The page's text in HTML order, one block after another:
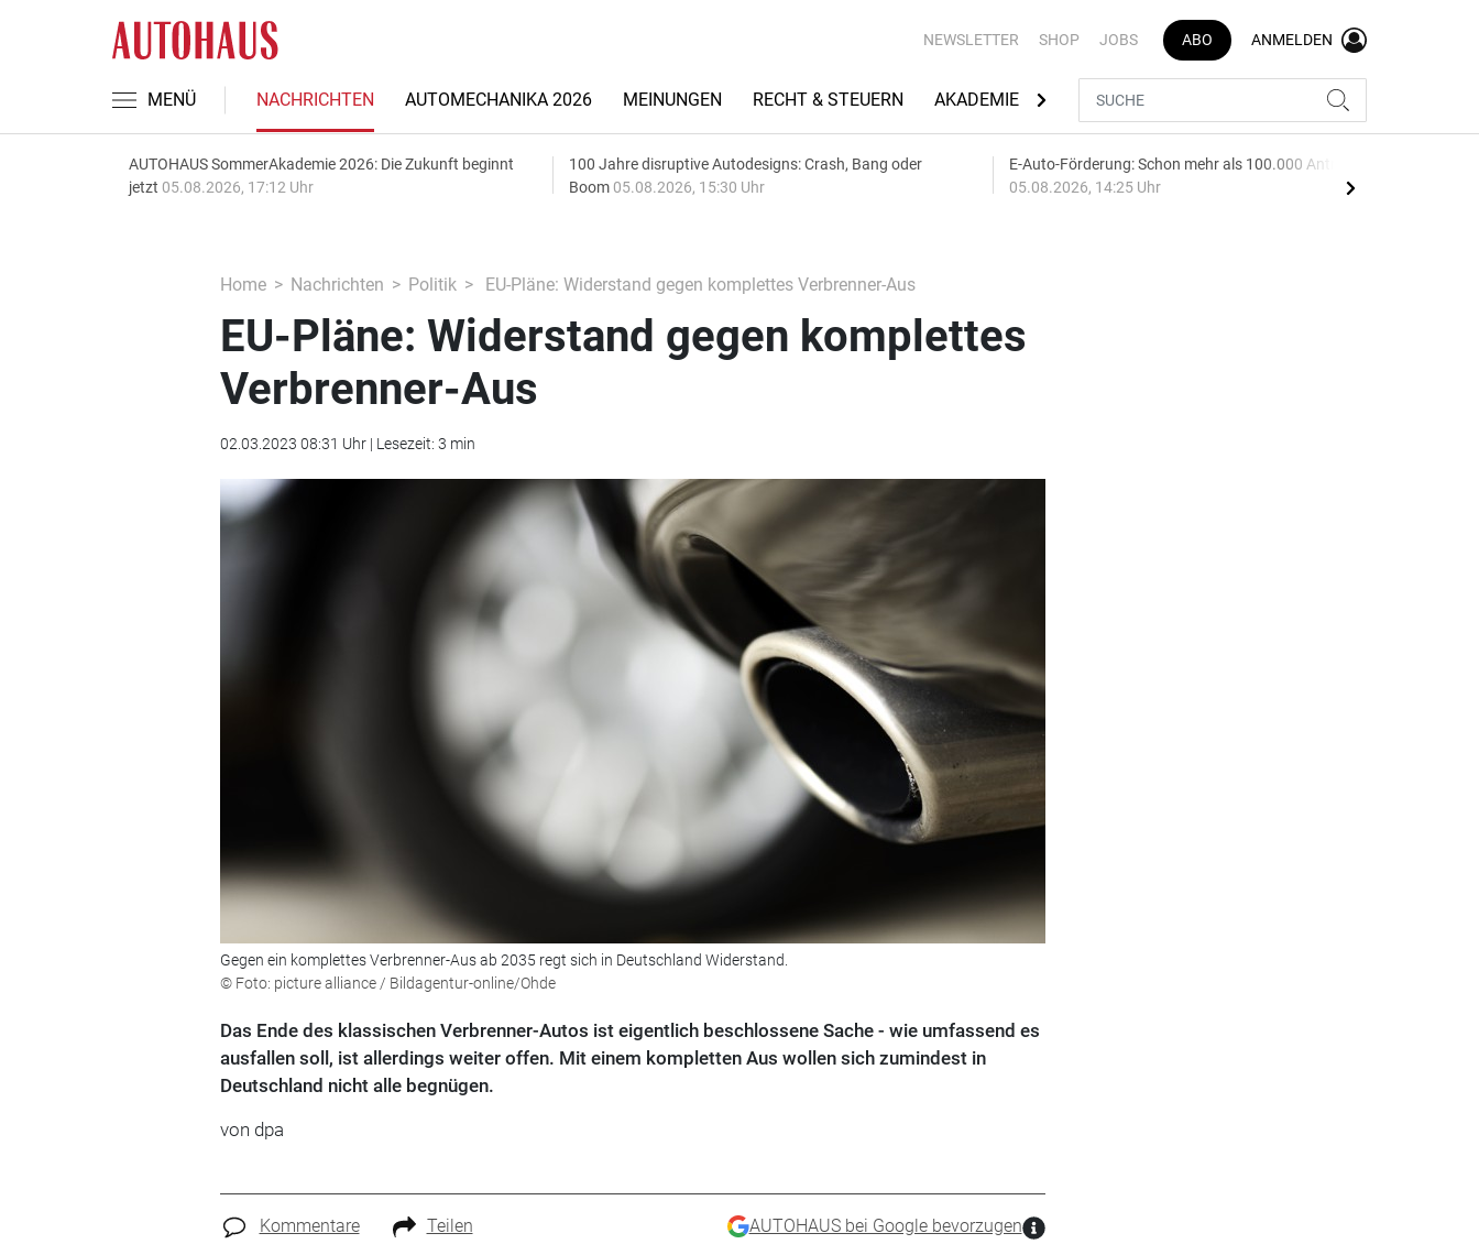
NEWSLETTER SHOP JOBS ABO ANMELDEN
MENÜ NACHRICHTEN AUTOMECHANIKA 2026 MEINUNGEN RECHT & STEUERN AKADEMIE AUTOMARKEN
AUTOHAUS SommerAkademie 2026: Die Zukunft beginnt
jetzt 05.08.2026, 17:12 Uhr
100 Jahre disruptive Autodesigns: Crash, Bang oder
Boom 05.08.2026, 15:30 Uhr
E-Auto-Förderung: Schon mehr als 100.000 Anträge
05.08.2026, 14:25 Uhr
Home Nachrichten Politik EU-Pläne: Widerstand gegen komplettes Verbrenner-Aus
EU-Pläne: Widerstand gegen komplettes
Verbrenner-Aus
02.03.2023 08:31 Uhr | Lesezeit: 3 min
Gegen ein komplettes Verbrenner-Aus ab 2035 regt sich in Deutschland Widerstand.
© Foto: picture alliance / Bildagentur-online/Ohde
Das Ende des klassischen Verbrenner-Autos ist eigentlich beschlossene Sache - wie umfassend es
ausfallen soll, ist allerdings weiter offen. Mit einem kompletten Aus wollen sich zumindest in
Deutschland nicht alle begnügen.
von dpa
Kommentare Teilen AUTOHAUS bei Google bevorzugen